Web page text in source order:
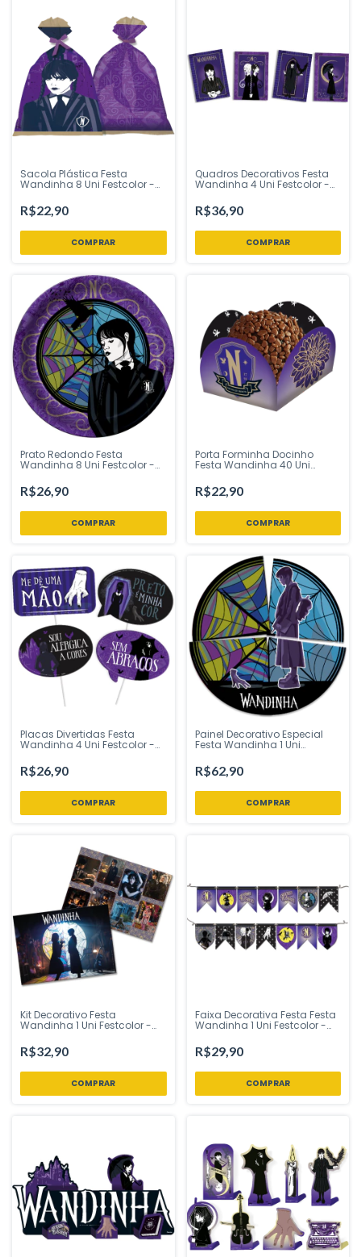
Sacola Plástica Festa
Wandinha 8 Uni Festcolor -
R$22,90
Quadros Decorativos Festa
Wandinha 4 Uni Festcolor -
R$36,90
Prato Redondo Festa
Wandinha 8 Uni Festcolor -
R$26,90
Porta Forminha Docinho
Festa Wandinha 40 Uni
Loja
R$22,90
Placas Divertidas Festa
Wandinha 4 Uni Festcolor -
R$26,90
Painel Decorativo Especial
Festa Wandinha 1 Uni
Loja
R$62,90
Kit Decorativo Festa
Wandinha 1 Uni Festcolor -
R$32,90
Faixa Decorativa Festa Festa
Wandinha 1 Uni Festcolor -
R$29,90